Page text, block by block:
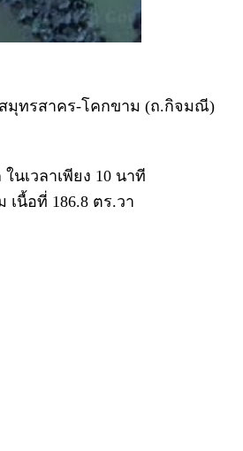
มุทรสาคร-โคกขาม (ถ.กิจมณี)
นเวลาเพียง 10 นาที
เนื้อที่ 186.8 ตร.วา